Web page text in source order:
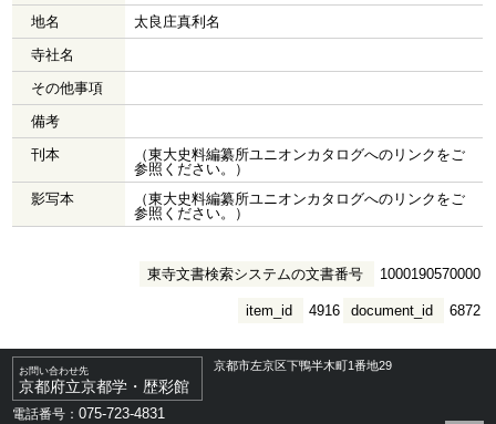
地名
太良庄真利名
寺社名
その他事項
備考
刊本
（東大史料編纂所ユニオンカタログへのリンクをご
参照ください。）
影写本
（東大史料編纂所ユニオンカタログへのリンクをご
参照ください。）
東寺文書検索システムの文書番号 1000190570000
document_id 6872
item_id 4916
お問い合わせ先
京都府立京都学・歴彩館
京都市左京区下鴨半木町1番地29
電話番号：075-723-4831